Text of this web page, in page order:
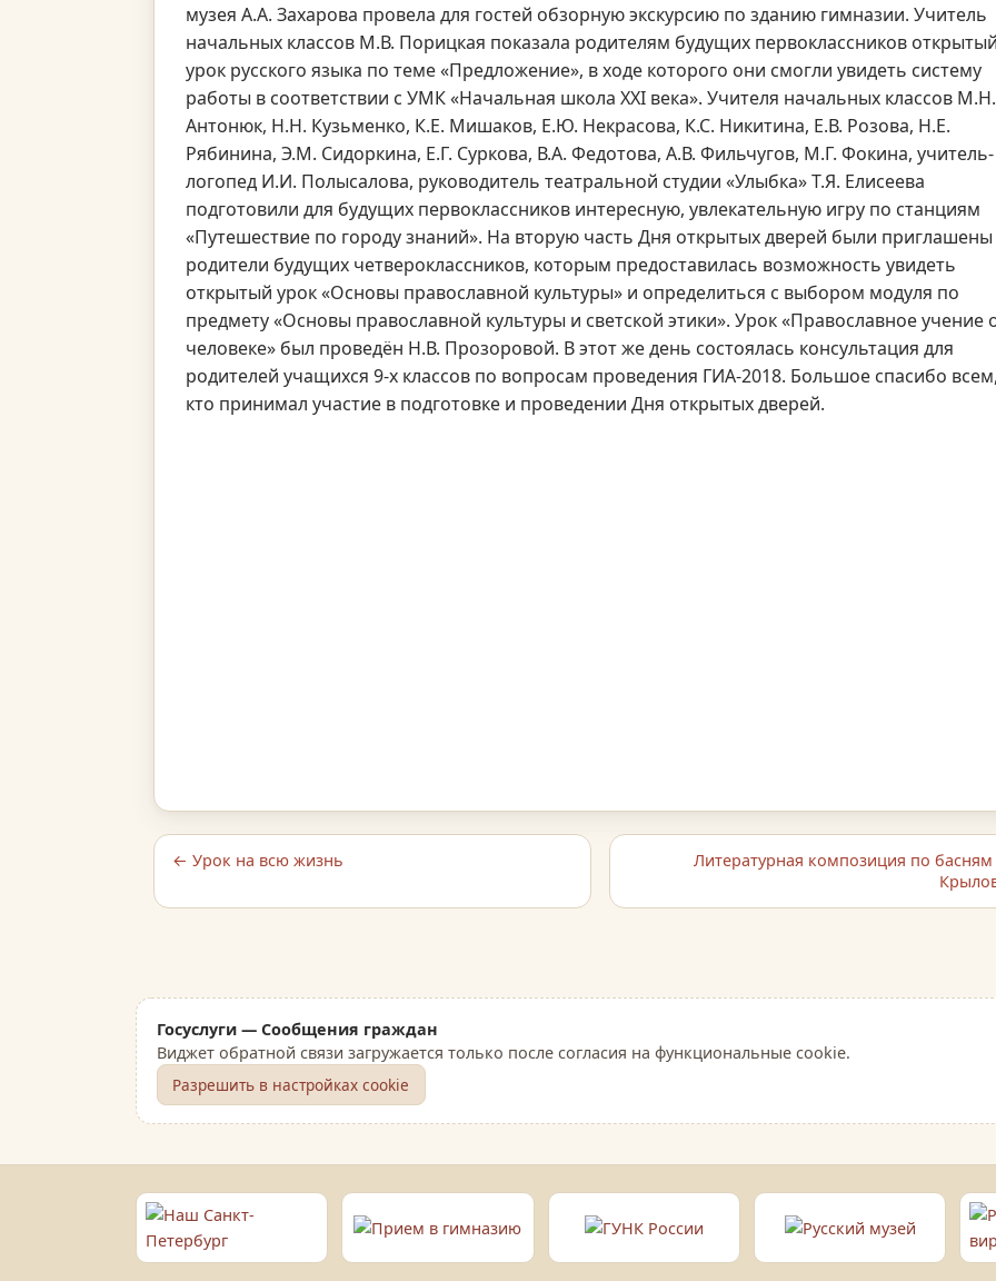
музея А.А. Захарова провела для гостей обзорную экскурсию по зданию гимназии. Учитель
начальных классов М.В. Порицкая показала родителям будущих первоклассников открытый
урок русского языка по теме «Предложение», в ходе которого они смогли увидеть систему
работы в соответствии с УМК «Начальная школа XXI века». Учителя начальных классов М.Н.
Антонюк, Н.Н. Кузьменко, К.Е. Мишаков, Е.Ю. Некрасова, К.С. Никитина, Е.В. Розова, Н.Е.
Рябинина, Э.М. Сидоркина, Е.Г. Суркова, В.А. Федотова, А.В. Фильчугов, М.Г. Фокина, учитель-
логопед И.И. Полысалова, руководитель театральной студии «Улыбка» Т.Я. Елисеева
подготовили для будущих первоклассников интересную, увлекательную игру по станциям
«Путешествие по городу знаний». На вторую часть Дня открытых дверей были приглашены
родители будущих четвероклассников, которым предоставилась возможность увидеть
открытый урок «Основы православной культуры» и определиться с выбором модуля по
предмету «Основы православной культуры и светской этики». Урок «Православное учение
человеке» был проведён Н.В. Прозоровой. В этот же день состоялась консультация для
родителей учащихся 9-х классов по вопросам проведения ГИА-2018. Большое спасибо всем,
кто принимал участие в подготовке и проведении Дня открытых дверей.
← Урок на всю жизнь
Литературная композиция по
Госуслуги — Сообщения граждан
Виджет обратной связи загружается только после согласия на функциональные cookie.
Разрешить в настройках cookie